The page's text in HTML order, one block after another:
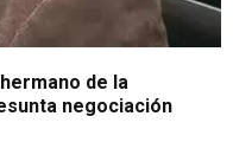
de la
negociación